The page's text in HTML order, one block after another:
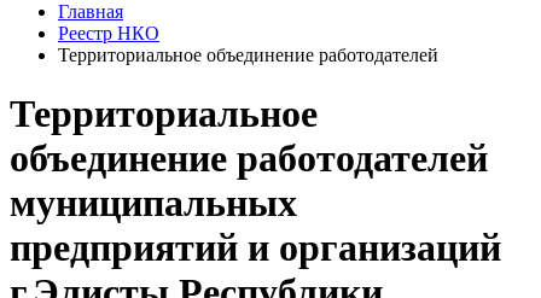
Главная
Реестр НКО
Территориальное объединение работодателей
Территориальное
объединение работодателей
муниципальных
предприятий и организаций